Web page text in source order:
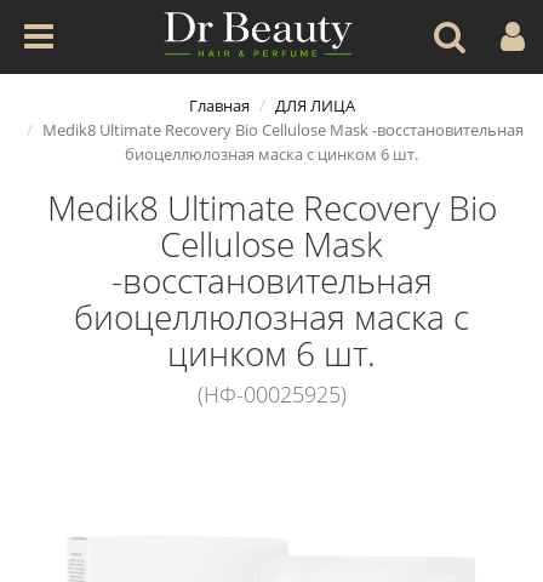
Главная
ДЛЯ ЛИЦА
Medik8 Ultimate Recovery Bio Cellulose Mask -восстановительная
биоцеллюлозная маска с цинком 6 шт.
Medik8 Ultimate Recovery Bio
Cellulose Mask
-восстановительная
биоцеллюлозная маска с
цинком 6 шт.
(НФ-00025925)